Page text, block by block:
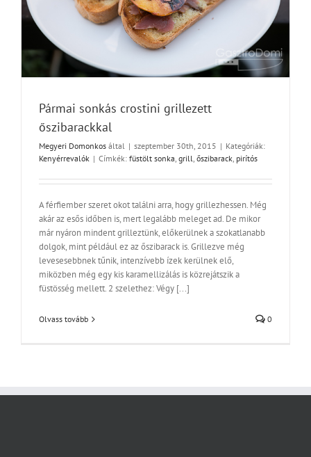
Pármai sonkás crostini grillezett
őszibarackkal
Megyeri Domonkos által | szeptember 30th, 2015 | Kategóriák:
Kenyérrevalók | Címkék: füstölt sonka, grill, őszibarack, pirítós
A férfiember szeret okot találni arra, hogy grillezhessen. Még
akár az esős időben is, mert legalább meleget ad. De mikor
már nyáron mindent grilleztünk, előkerülnek a szokatlanabb
dolgok, mint például ez az őszibarack is. Grillezve még
levesesebbnek tűnik, intenzívebb ízek kerülnek elő,
miközben még egy kis karamellizálás is közrejátszik a
füstösség mellett. 2 szelethez: Végy [...]
Olvass tovább 0